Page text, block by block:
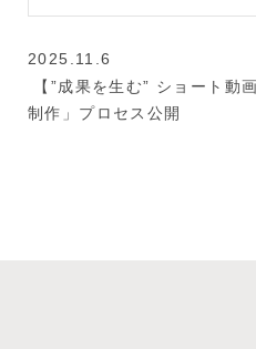
2025.11.6
【”成果を生む” ショート動
制作」プロセス公開